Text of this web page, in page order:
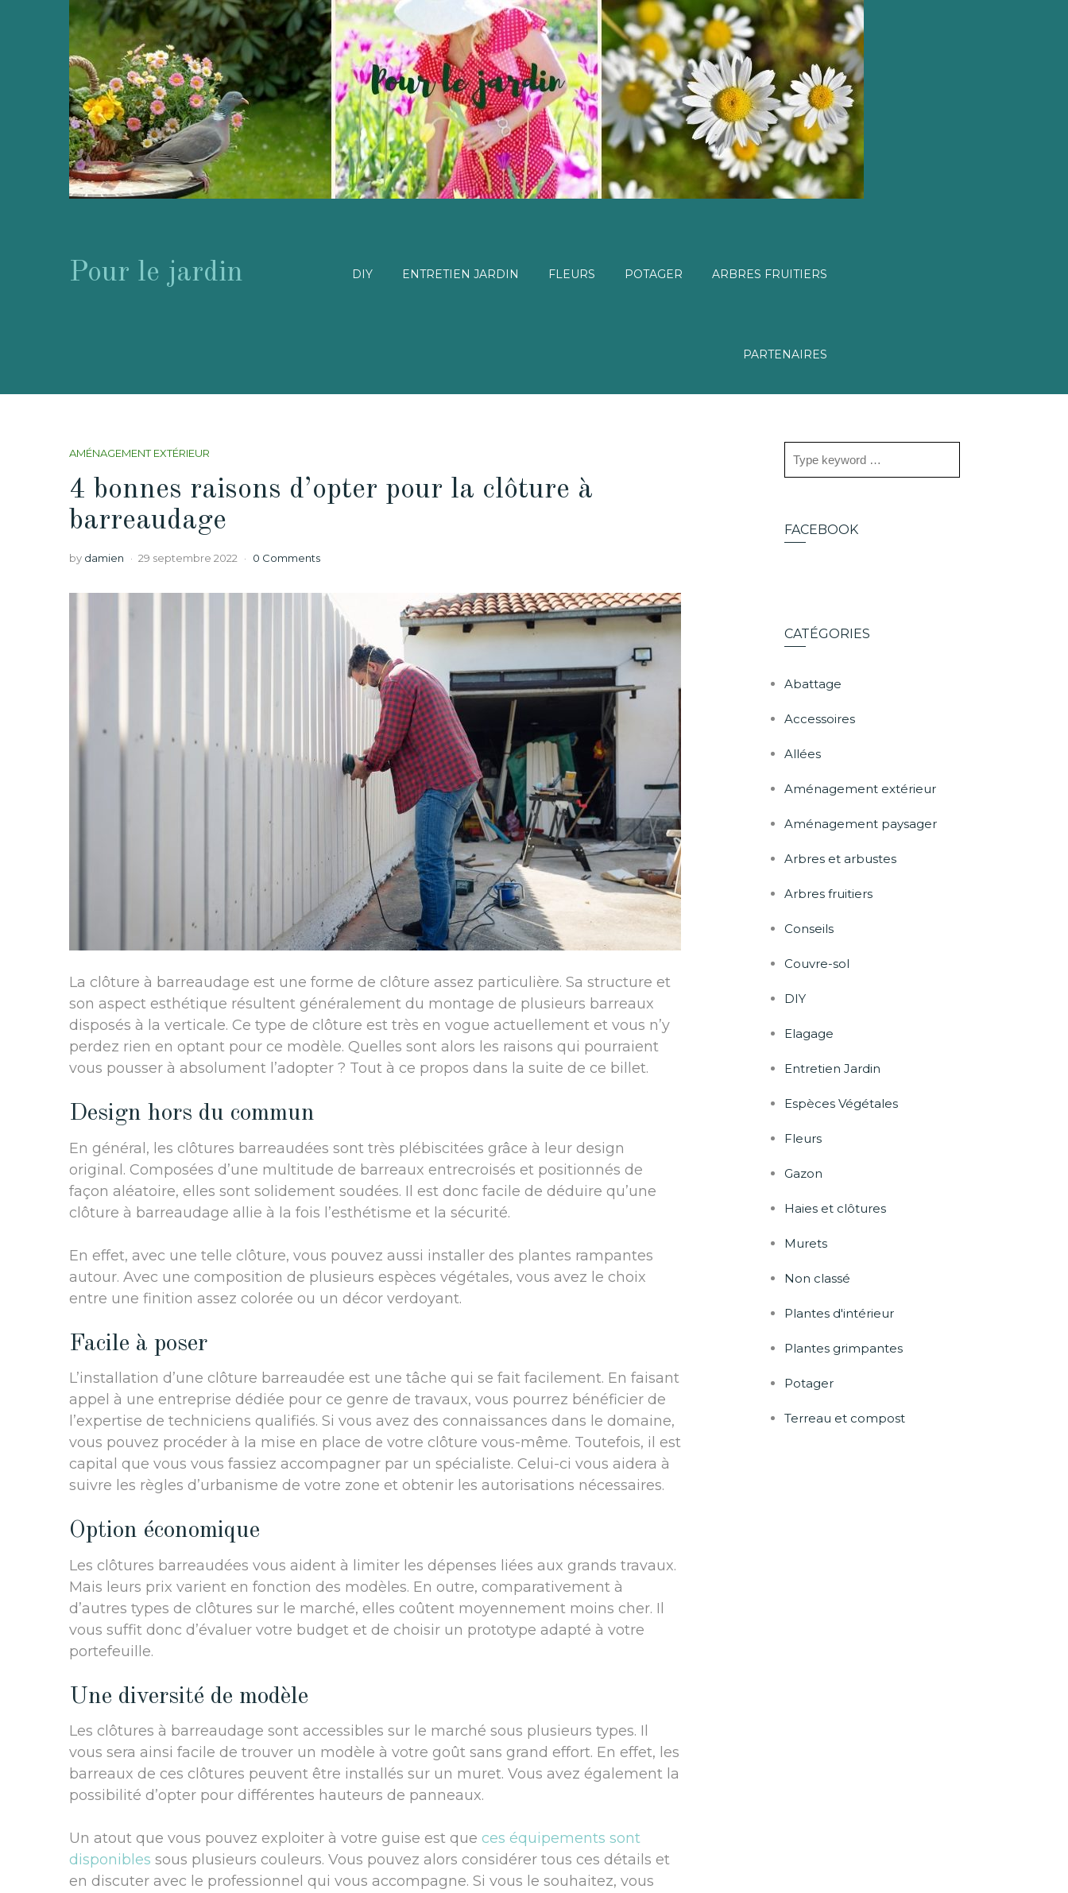
Pour le jardin DIY ENTRETIEN JARDIN FLEURS POTAGER ARBRES FRUITIERS
PARTENAIRES
AMÉNAGEMENT EXTÉRIEUR
4 bonnes raisons d’opter pour la clôture à
barreaudage
by damien 29 septembre 2022 0 Comments
La clôture à barreaudage est une forme de clôture assez particulière. Sa structure et
son aspect esthétique résultent généralement du montage de plusieurs barreaux
disposés à la verticale. Ce type de clôture est très en vogue actuellement et vous n’y
perdez rien en optant pour ce modèle. Quelles sont alors les raisons qui pourraient
vous pousser à absolument l’adopter ? Tout à ce propos dans la suite de ce billet.
Design hors du commun
En général, les clôtures barreaudées sont très plébiscitées grâce à leur design
original. Composées d’une multitude de barreaux entrecroisés et positionnés de
façon aléatoire, elles sont solidement soudées. Il est donc facile de déduire qu’une
clôture à barreaudage allie à la fois l’esthétisme et la sécurité.
En effet, avec une telle clôture, vous pouvez aussi installer des plantes rampantes
autour. Avec une composition de plusieurs espèces végétales, vous avez le choix
entre une finition assez colorée ou un décor verdoyant.
Facile à poser
L’installation d’une clôture barreaudée est une tâche qui se fait facilement. En faisant
appel à une entreprise dédiée pour ce genre de travaux, vous pourrez bénéficier de
l’expertise de techniciens qualifiés. Si vous avez des connaissances dans le domaine,
vous pouvez procéder à la mise en place de votre clôture vous-même. Toutefois, il est
capital que vous vous fassiez accompagner par un spécialiste. Celui-ci vous aidera à
suivre les règles d’urbanisme de votre zone et obtenir les autorisations nécessaires.
Option économique
Les clôtures barreaudées vous aident à limiter les dépenses liées aux grands travaux.
Mais leurs prix varient en fonction des modèles. En outre, comparativement à
d’autres types de clôtures sur le marché, elles coûtent moyennement moins cher. Il
vous suffit donc d’évaluer votre budget et de choisir un prototype adapté à votre
portefeuille.
Une diversité de modèle
Les clôtures à barreaudage sont accessibles sur le marché sous plusieurs types. Il
vous sera ainsi facile de trouver un modèle à votre goût sans grand effort. En effet, les
barreaux de ces clôtures peuvent être installés sur un muret. Vous avez également la
possibilité d’opter pour différentes hauteurs de panneaux.
Un atout que vous pouvez exploiter à votre guise est que ces équipements sont
disponibles sous plusieurs couleurs. Vous pouvez alors considérer tous ces détails et
en discuter avec le professionnel qui vous accompagne. Si vous le souhaitez, vous
FACEBOOK
CATÉGORIES
Abattage
Accessoires
Allées
Aménagement extérieur
Aménagement paysager
Arbres et arbustes
Arbres fruitiers
Conseils
Couvre-sol
DIY
Elagage
Entretien Jardin
Espèces Végétales
Fleurs
Gazon
Haies et clôtures
Murets
Non classé
Plantes d'intérieur
Plantes grimpantes
Potager
Terreau et compost